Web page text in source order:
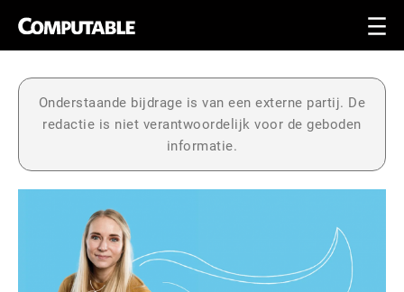
Onderstaande bijdrage is van een externe partij. De
redactie is niet verantwoordelijk voor de geboden
informatie.